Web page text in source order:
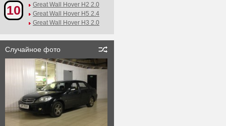
10
Great Wall Hover H2 2.0
Great Wall Hover H5 2.4
Great Wall Hover H3 2.0
Случайное фото